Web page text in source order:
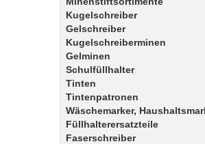
Kugelschreiber
Gelschreiber
Kugelschreiberminen
Gelminen
Schulfüllhalter
Tinten
Tintenpatronen
Wäschemarker,
Füllhalterersatzteile
Faserschreiber